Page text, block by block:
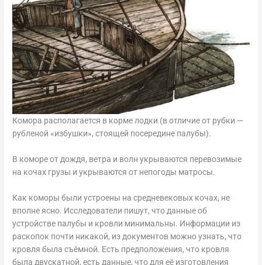
Комора располагается в корме лодки (в отличие от рубки —
рубленой «избушки», стоящей посередине палубы).
В коморе от дождя, ветра и волн укрываются перевозимые
на кочах грузы и укрываются от непогоды матросы.
Как коморы были устроены на средневековых кочах, не
вполне ясно. Исследователи пишут, что данные об
устройстве палубы и кровли минимальны. Информации из
раскопок почти никакой, из документов можно узнать, что
кровля была съёмной. Есть предположения, что кровля
была двускатной, есть данные, что для её изготовления